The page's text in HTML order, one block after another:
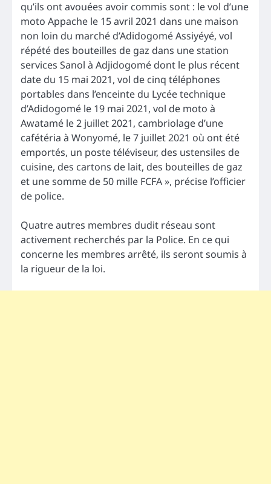
qu’ils ont avouées avoir commis sont : le vol d’une
moto Appache le 15 avril 2021 dans une maison
non loin du marché d’Adidogomé Assiyéyé, vol
répété des bouteilles de gaz dans une station
services Sanol à Adjidogomé dont le plus récent
date du 15 mai 2021, vol de cinq téléphones
portables dans l’enceinte du Lycée technique
d’Adidogomé le 19 mai 2021, vol de moto à
Awatamé le 2 juillet 2021, cambriolage d’une
cafétéria à Wonyomé, le 7 juillet 2021 où ont été
emportés, un poste téléviseur, des ustensiles de
cuisine, des cartons de lait, des bouteilles de gaz
et une somme de 50 mille FCFA », précise l’officier
de police.
Quatre autres membres dudit réseau sont
activement recherchés par la Police. En ce qui
concerne les membres arrêté, ils seront soumis à
la rigueur de la loi.